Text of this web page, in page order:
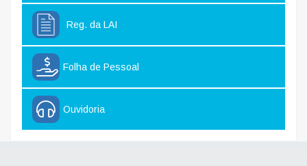
Reg. da LAI
Folha de Pessoal
Ouvidoria